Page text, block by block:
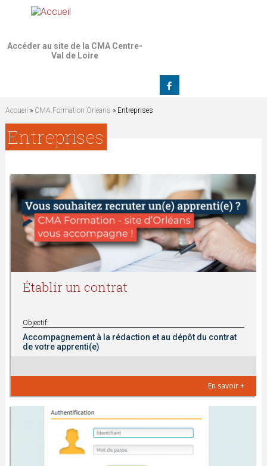
Accéder au site de la CMA Centre-
Val de Loire
V
o
u
Accueil » CMA Formation Orléans » Entreprises
Entreprises
Établir un contrat
Objectif:
Accompagnement à la rédaction et au dépôt du contrat
de votre apprenti(e)
En savoir +